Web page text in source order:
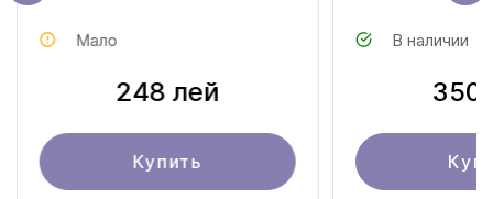
Мало
248 лей
Купить
В наличии
350